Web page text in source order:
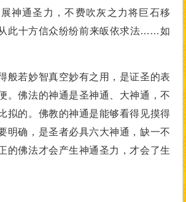
神通圣力，不费吹灰之力将巨石移
此十方信众纷纷前来皈依求法……如
般若妙智真空妙有之用，是证圣的表
。佛法的神通是圣神通、大神通，不
拟的。佛教的神通是能够看得见摸得
明确，是圣者必具六大神通，缺一不
的佛法才会产生神通圣力，才会了生